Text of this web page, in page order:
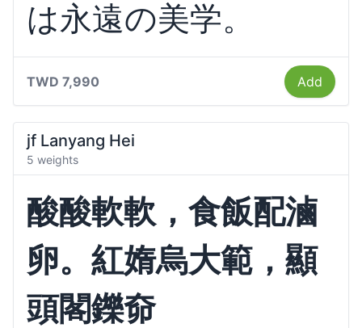
は永遠の美学。
TWD 7,990 Add
jf Lanyang Hei
5 weights
酸酸軟軟，食飯配滷
卵。紅媠烏大範，顯
頭閣鑠奅